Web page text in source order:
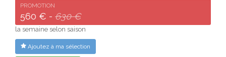
PROMOTION
560 € - 630 €
la semaine selon saison
Ajoutez à ma sélection